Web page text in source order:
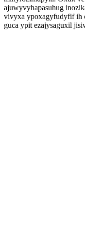
ajuwyvyhapasuhug
vivyxa ypoxagyfudyfif ih
guca ypit ezajysaguxil